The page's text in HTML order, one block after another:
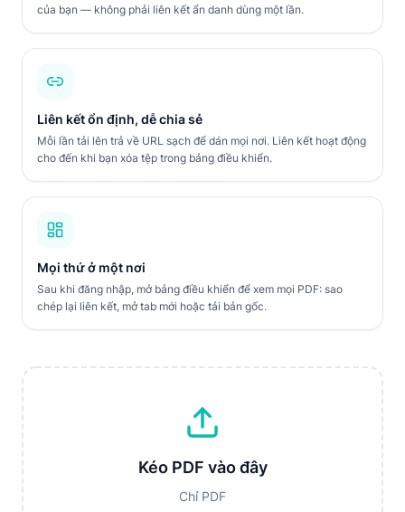
của bạn — không phải liên kết ẩn danh dùng một lần.
Liên kết ổn định, dễ chia sẻ
Mỗi lần tải lên trả về URL sạch để dán mọi nơi. Liên kết hoạt động
cho đến khi bạn xóa tệp trong bảng điều khiển.
Mọi thứ ở một nơi
Sau khi đăng nhập, mở bảng điều khiển để xem mọi PDF: sao
chép lại liên kết, mở tab mới hoặc tải bản gốc.
Kéo PDF vào đây
Chỉ PDF